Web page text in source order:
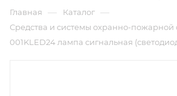
Главная — Каталог —
Средства и системы охранно-пожарной
001KLED24 лампа сигнальная